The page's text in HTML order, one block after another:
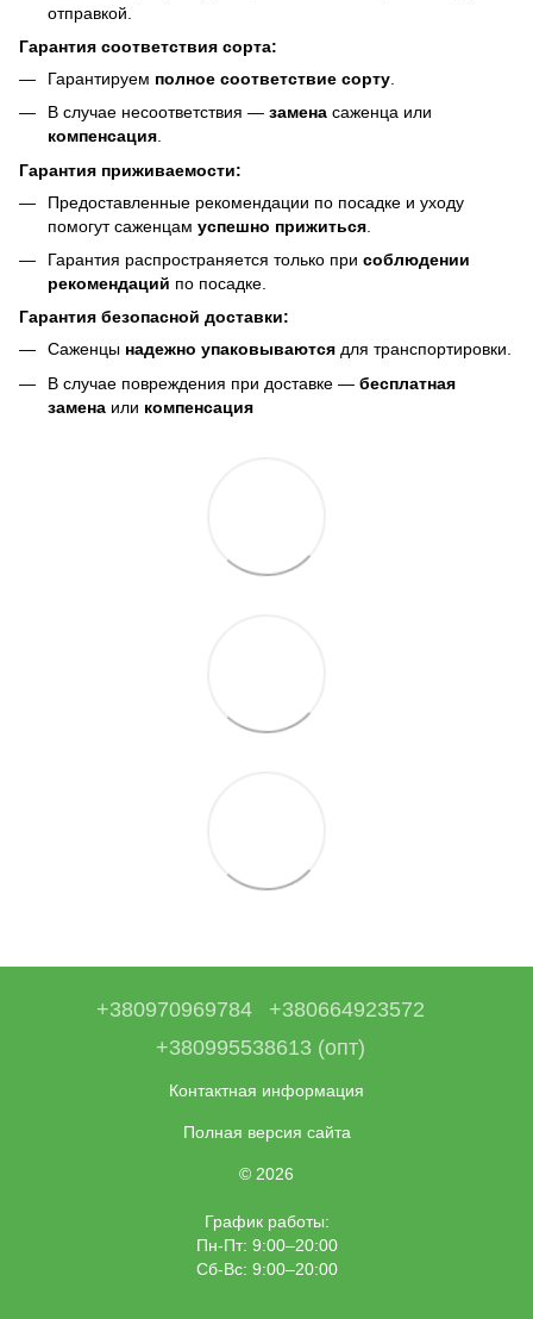
отправкой.
Гарантия соответствия сорта:
Гарантируем полное соответствие сорту
В случае несоответствия — замена саженца или
компенсация.
Гарантия приживаемости:
Предоставленные рекомендации по посадке и уходу
помогут саженцам успешно прижиться
Гарантия распространяется только при соблюдении
рекомендаций по посадке.
Гарантия безопасной доставки:
Саженцы надежно упаковываются для транспортировки.
В случае повреждения при доставке — бесплатная
замена или компенсация
+380970969784
+380664923572
+380995538613 (опт)
Контактная информация
Полная версия сайта
© 2026
График работы:
Пн-Пт: 9:00–20:00
Сб-Вс: 9:00–20:00